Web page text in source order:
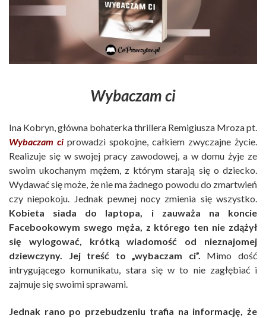
Wybaczam ci
Ina Kobryn, główna bohaterka thrillera Remigiusza Mroza pt.
Wybaczam ci prowadzi spokojne, całkiem zwyczajne życie.
Realizuje się w swojej pracy zawodowej, a w domu żyje ze
swoim ukochanym mężem, z którym starają się o dziecko.
Wydawać się może, że nie ma żadnego powodu do zmartwień
czy niepokoju. Jednak pewnej nocy zmienia się wszystko.
Kobieta siada do laptopa, i zauważa na koncie
Facebookowym swego męża, z którego ten nie zdążył
się wylogować, krótką wiadomość od nieznajomej
dziewczyny. Jej treść to „wybaczam ci”. Mimo dość
intrygującego komunikatu, stara się w to nie zagłębiać i
zajmuje się swoimi sprawami.
Jednak rano po przebudzeniu trafia na informację, że